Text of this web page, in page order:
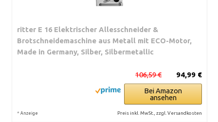
ritter E 16 Elektrischer Allesschneider &
Brotschneidemaschine aus Metall mit ECO-Motor,
Made in Germany, Silber, Silbermetallic
94,99 €
106,59 €
Bei Amazon
ansehen
* Anzeige Preis inkl. MwSt., zzgl. Versandkosten